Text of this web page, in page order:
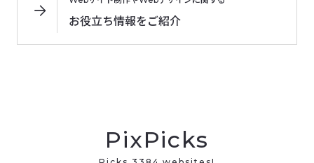
お役立ち情報をご紹介
PixPicks